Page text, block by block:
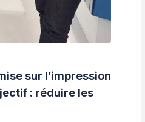
sur l’impression
: réduire les